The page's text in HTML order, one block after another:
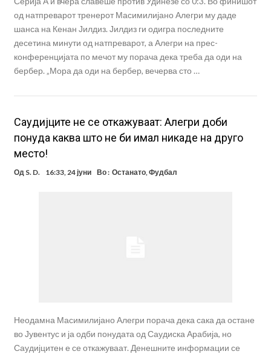
од натпреварот тренерот Масимилијано Алегри му даде
шанса на Кенан Јилдиз. Јилдиз ги одигра последните
десетина минути од натпреварот, а Алегри на прес-
конференцијата по мечот му порача дека треба да оди на
бербер. „Мора да оди на бербер, вечерва сто …
Саудијците не се откажуваат: Алегри доби
понуда каква што не би имал никаде на друго
место!
Од S. D. 16:33, 24 јуни Во : Останато, Фудбал
Неодамна Масимилијано Алегри порача дека сака да остане
во Јувентус и ја одби понудата од Саудиска Арабија, но
Саудијцитен е се откажуваат. Денешните информации се